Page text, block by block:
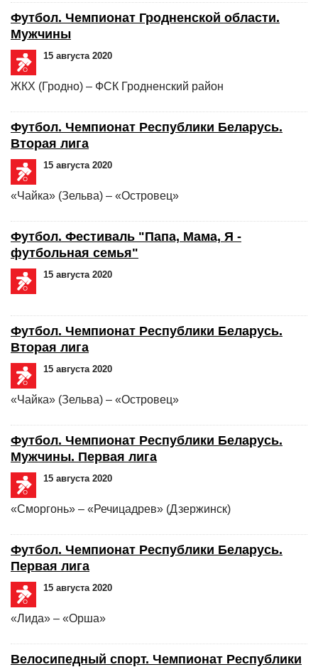
Футбол. Чемпионат Гродненской области.
Мужчины
15 августа 2020
ЖКХ (Гродно) – ФСК Гродненский район
Футбол. Чемпионат Республики Беларусь.
Вторая лига
15 августа 2020
«Чайка» (Зельва) – «Островец»
Футбол. Фестиваль "Папа, Мама, Я -
футбольная семья"
15 августа 2020
Футбол. Чемпионат Республики Беларусь.
Вторая лига
15 августа 2020
«Чайка» (Зельва) – «Островец»
Футбол. Чемпионат Республики Беларусь.
Мужчины. Первая лига
15 августа 2020
«Сморгонь» – «Речицадрев» (Дзержинск)
Футбол. Чемпионат Республики Беларусь.
Первая лига
15 августа 2020
«Лида» – «Орша»
Велосипедный спорт. Чемпионат Республики